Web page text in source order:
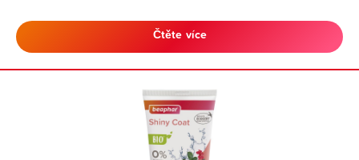
Čtěte více